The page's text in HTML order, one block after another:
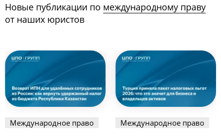
Новые публикации по международному праву
от наших юристов
Международное право Международное право